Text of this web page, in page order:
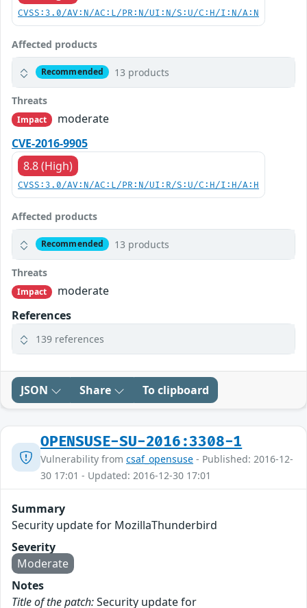
CVSS:3.0/AV:N/AC:L/PR:N/UI:N/S:U/C:H/I:N/A:N
Affected products
Recommended 13 products
Threats
Impact
moderate
CVE-2016-9905
8.8 (High)
CVSS:3.0/AV:N/AC:L/PR:N/UI:R/S:U/C:H/I:H/A:H
Affected products
Recommended 13 products
Threats
Impact
moderate
References
139 references
JSON Share To clipboard
OPENSUSE-SU-2016:3308-1
Vulnerability from csaf_opensuse - Published: 2016-12-
30 17:01 - Updated: 2016-12-30 17:01
Summary
Security update for MozillaThunderbird
Severity
Moderate
Notes
Title of the patch:Security update for